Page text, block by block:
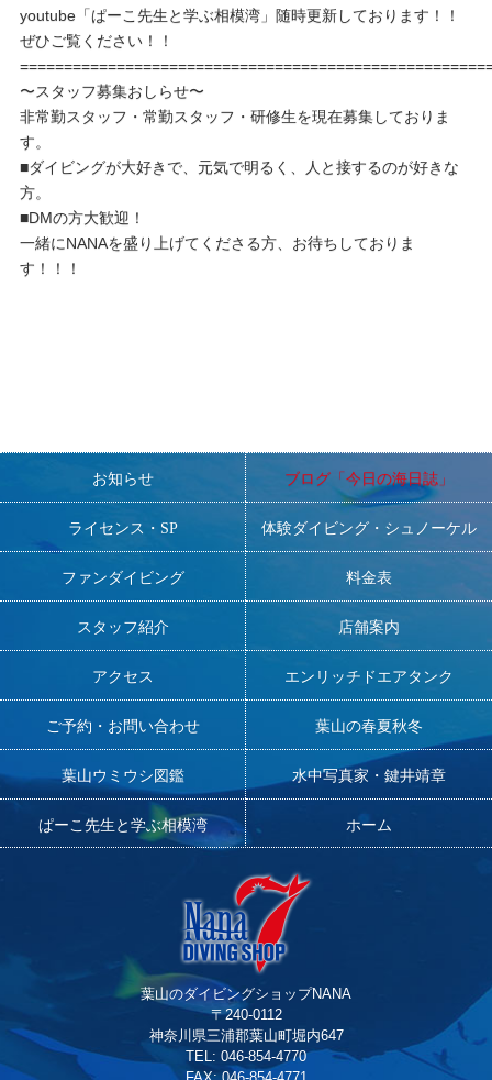
youtube「ぱーこ先生と学ぶ相模湾」随時更新しております！！
ぜひご覧ください！！
〜スタッフ募集おしらせ〜
非常勤スタッフ・常勤スタッフ・研修生を現在募集しておりま
す。
■ダイビングが大好きで、元気で明るく、人と接するのが好きな
方。
■DMの方大歓迎！
一緒にNANAを盛り上げてくださる方、お待ちしておりま
す！！！
お知らせ ブログ「今日の海日誌」
ライセンス・SP 体験ダイビング・シュノーケル
ファンダイビング 料金表
スタッフ紹介 店舗案内
アクセス エンリッチドエアタンク
ご予約・お問い合わせ 葉山の春夏秋冬
葉山ウミウシ図鑑 水中写真家・鍵井靖章
ぱーこ先生と学ぶ相模湾 ホーム
葉山のダイビングショップNANA
〒240-0112
神奈川県三浦郡葉山町堀内647
TEL: 046-854-4770